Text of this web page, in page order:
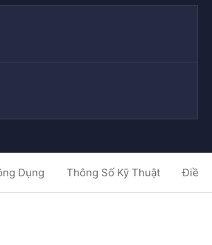
Dụng Thông Số Kỹ Thuật Điều